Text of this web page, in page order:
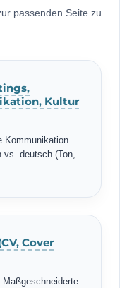
passenden Seite zu
Kultur
Kommunikation
deutsch (Ton,
Cover
Maßgeschneiderte